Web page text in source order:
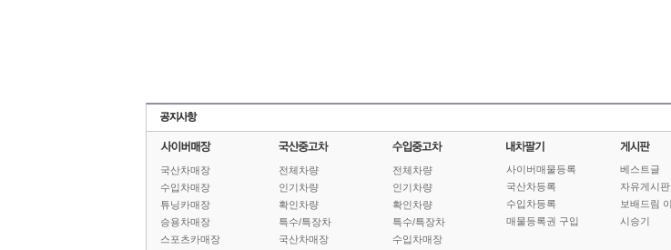
국산차매장
수입차매장
튜닝카매장
승용차매장
스포츠카매장
전체차량
인기차량
확인차량
특수/특장차
국산차매장
전체차량
인기차량
확인차량
특수/특장차
수입차매장
사이버매물등록
국산차등록
수입차등록
매물등록권 구입
베스트글
자유게시판
보배드림
시승기